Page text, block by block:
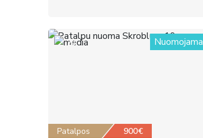
20 Nuomojama
Patalpos 900€